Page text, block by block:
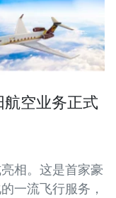
空业务正式
相。这是首家豪
一流飞行服务，